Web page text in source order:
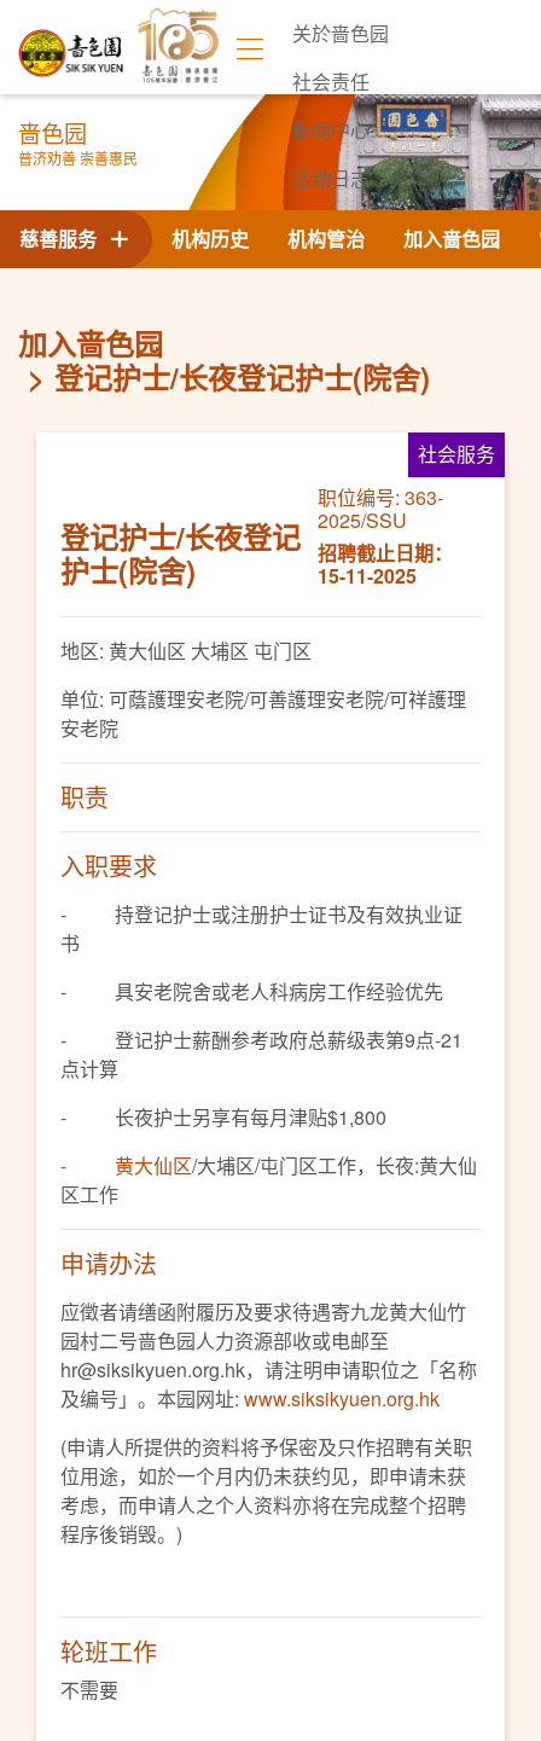
关於啬色园
社会责任
新闻中心
活动日志
联络我们
啬色园
普济劝善 崇善惠民
机构历史 机构管治 加入啬色园
慈善服务
加入啬色园
登记护士/长夜登记护士(院舍)
社会服务
登记护士/长夜登记
护士(院舍)
职位编号: 363-
2025/SSU
招聘截止日期：
15-11-2025
地区: 黄大仙区 大埔区 屯门区
单位: 可蔭護理安老院/可善護理安老院/可祥護理
安老院
职责
入职要求
- 持登记护士或注册护士证书及有效执业证
书
- 具安老院舍或老人科病房工作经验优先
- 登记护士薪酬参考政府总薪级表第9点-21
点计算
- 长夜护士另享有每月津贴$1,800
- 黄大仙区/大埔区/屯门区工作，长夜:黄大仙
区工作
申请办法
应徵者请缮函附履历及要求待遇寄九龙黄大仙竹
园村二号啬色园人力资源部收或电邮至
hr@siksikyuen.org.hk，请注明申请职位之「名称
及编号」。本园网址: www.siksikyuen.org.hk
(申请人所提供的资料将予保密及只作招聘有关职
位用途，如於一个月内仍未获约见，即申请未获
考虑，而申请人之个人资料亦将在完成整个招聘
程序後销毁。)
轮班工作
不需要